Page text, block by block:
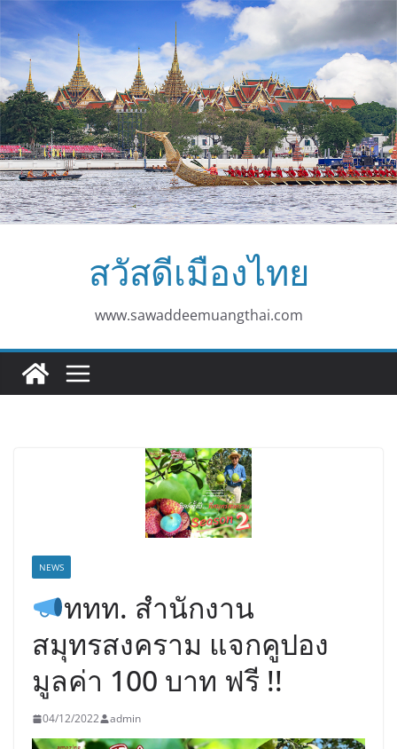
Skip
to
content
สวัสดีเมืองไทย
www.sawaddeemuangthai.com
NEWS
ททท. สำนักงาน
สมุทรสงคราม แจกคูปอง
มูลค่า 100 บาท ฟรี !!
04/12/2022 admin